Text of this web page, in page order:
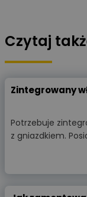
Czytaj
Zintegrowany
Potrzebuje
z gniazdkiem.